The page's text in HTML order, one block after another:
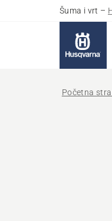
Šuma i vrt –
Početna